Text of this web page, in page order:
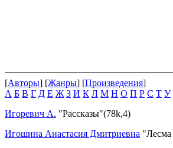
[Авторы] [Жанры] [Произведения]
А Б В Г Д Е Ж З И К Л М Н О П Р С Т У
Игоревич А. "Рассказы"(78k,4)
Игошина Анастасия Дмитриевна "Лесма